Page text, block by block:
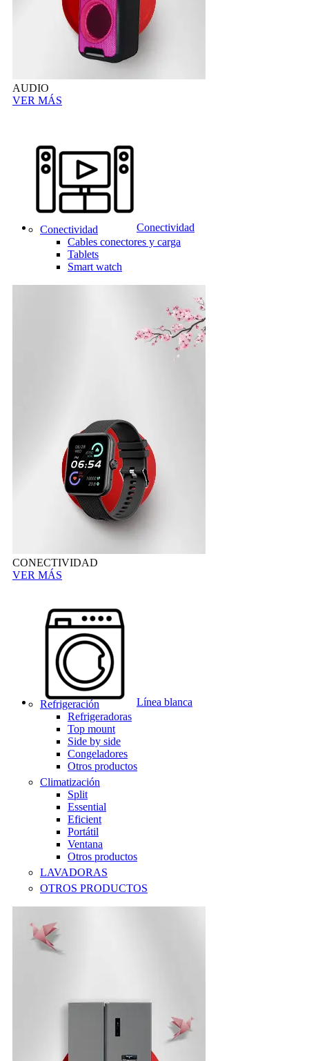
AUDIO
VER MÁS
Conectividad
Conectividad
Cables conectores y carga
Tablets
Smart watch
CONECTIVIDAD
VER MÁS
Línea blanca
Refrigeración
Refrigeradoras
Top mount
Side by side
Congeladores
Otros productos
Climatización
Split
Essential
Eficient
Portátil
Ventana
Otros productos
LAVADORAS
OTROS PRODUCTOS